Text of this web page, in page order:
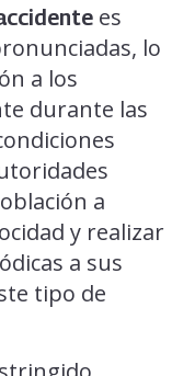
es
lo
a los
durante las
a
y realizar
a sus
tipo de